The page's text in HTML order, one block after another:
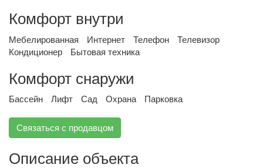
Комфорт внутри
Мебелированная Интернет Телефон
Телевизор
Кондиционер
Бытовая техника
Комфорт снаружи
Бассейн Лифт Сад Охрана Парковка
Связаться с продавцом
Описание объекта